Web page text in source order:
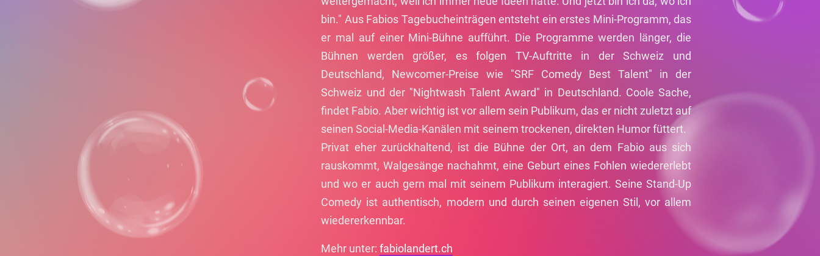
bin." Aus Fabios Tagebucheinträgen entsteht ein erstes Mini-Programm, das
er mal auf einer Mini-Bühne aufführt. Die Programme werden länger, die
Bühnen werden größer, es folgen TV-Auftritte in der Schweiz und
Deutschland, Newcomer-Preise wie "SRF Comedy Best Talent" in der
Schweiz und der "Nightwash Talent Award" in Deutschland. Coole Sache,
findet Fabio. Aber wichtig ist vor allem sein Publikum, das er nicht zuletzt auf
seinen Social-Media-Kanälen mit seinem trockenen, direkten Humor füttert.
Privat eher zurückhaltend, ist die Bühne der Ort, an dem Fabio aus sich
rauskommt, Walgesänge nachahmt, eine Geburt eines Fohlen wiedererlebt
und wo er auch gern mal mit seinem Publikum interagiert. Seine Stand-Up
Comedy ist authentisch, modern und durch seinen eigenen Stil, vor allem
wiedererkennbar.
Mehr unter:fabiolandert.ch